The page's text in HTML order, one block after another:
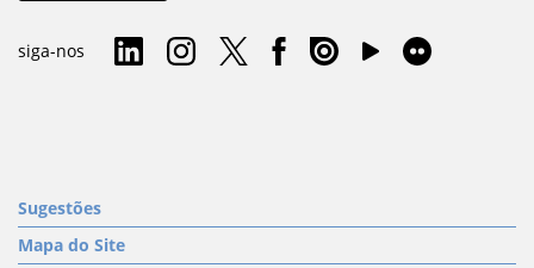
siga-nos
Sugestões
Mapa do Site